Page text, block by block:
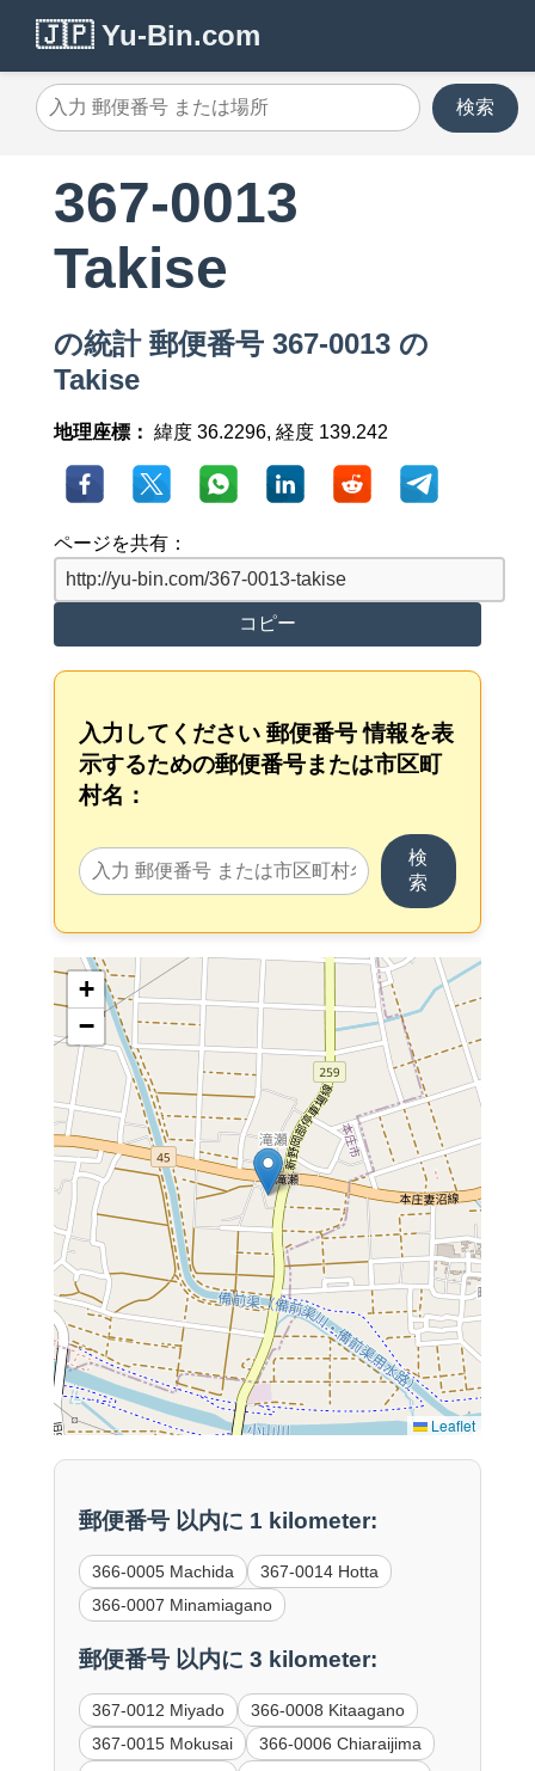
🇯🇵 Yu-Bin.com
検索
367-0013
Takise
の統計 郵便番号 367-0013 の
Takise
地理座標： 緯度 36.2296, 経度 139.242
ページを共有：
コピー
入力してください 郵便番号 情報を表
示するための郵便番号または市区町
村名：
検
索
+
−
Leaflet
郵便番号 以内に 1 kilometer:
366-0005 Machida
367-0014 Hotta
366-0007 Minamiagano
郵便番号 以内に 3 kilometer:
367-0012 Miyado
366-0008 Kitaagano
367-0015 Mokusai
366-0006 Chiaraijima